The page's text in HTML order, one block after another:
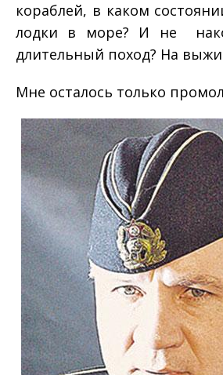
кораблей, в каком
лодки в море? И не
длительный поход? На
Мне осталось только